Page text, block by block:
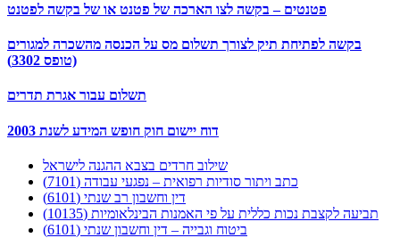
פטנטים – בקשה לצו הארכה של פטנט או של בקשה לפטנט
בקשה לפתיחת תיק לצורך תשלום מס על הכנסה מהשכרה למגורים
(טופס 3302)
תשלום עבור אגרת תדרים
דוח יישום חוק חופש המידע לשנת 2003
שילוב חרדים בצבא ההגנה לישראל
כתב ויתור סודיות רפואית – נפגעי עבודה (7101)
דין וחשבון רב שנתי (6101)
תביעה לקצבת נכות כללית על פי האמנות הבינלאומיות (10135)
ביטוח וגבייה – דין וחשבון שנתי (6101)